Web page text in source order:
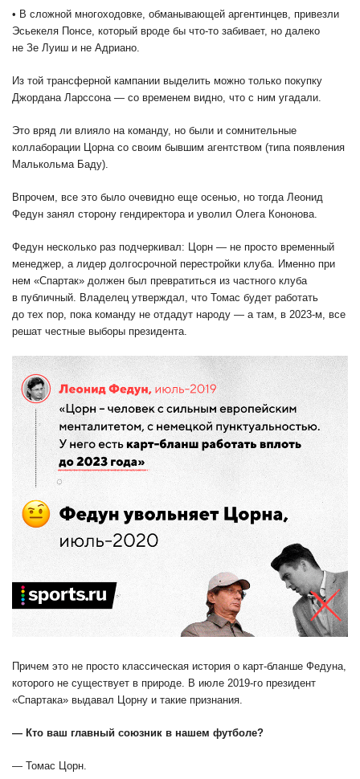
• В сложной многоходовке, обманывающей аргентинцев, привезли
Эсьекеля Понсе, который вроде бы что-то забивает, но далеко
не Зе Луиш и не Адриано.
Из той трансферной кампании выделить можно только покупку
Джордана Ларссона — со временем видно, что с ним угадали.
Это вряд ли влияло на команду, но были и сомнительные
коллаборации Цорна со своим бывшим агентством (типа появления
Малькольма Баду).
Впрочем, все это было очевидно еще осенью, но тогда Леонид
Федун занял сторону гендиректора и уволил Олега Кононова.
Федун несколько раз подчеркивал: Цорн — не просто временный
менеджер, а лидер долгосрочной перестройки клуба. Именно при
нем «Спартак» должен был превратиться из частного клуба
в публичный. Владелец утверждал, что Томас будет работать
до тех пор, пока команду не отдадут народу — а там, в 2023-м, все
решат честные выборы президента.
Причем это не просто классическая история о карт-бланше Федуна,
которого не существует в природе. В июле 2019-го президент
«Спартака» выдавал Цорну и такие признания.
— Кто ваш главный союзник в нашем футболе?
— Томас Цорн.